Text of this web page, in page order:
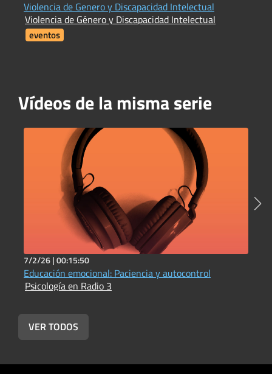
Violencia de Genero y Discapacidad Intelectual
Violencia de Género y Discapacidad Intelectual
eventos
Vídeos de la misma serie
7/2/26 |00:15:50
Educación emocional: Paciencia y autocontrol
Psicología en Radio 3
VER TODOS